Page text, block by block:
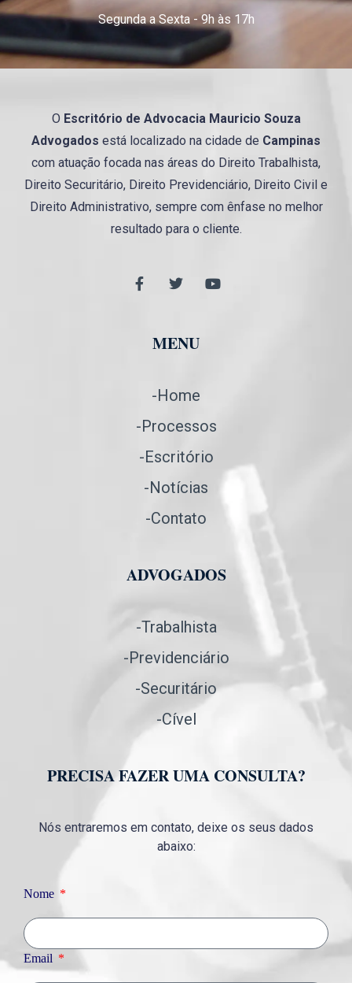
Segunda a Sexta - 9h às 17h
O Escritório de Advocacia Mauricio Souza
Advogados está localizado na cidade de Campinas
com atuação focada nas áreas do Direito Trabalhista,
Direito Securitário, Direito Previdenciário, Direito Civil e
Direito Administrativo, sempre com ênfase no melhor
resultado para o cliente.
MENU
-Home
-Processos
-Escritório
-Notícias
-Contato
ADVOGADOS
-Trabalhista
-Previdenciário
-Securitário
-Cível
PRECISA FAZER UMA CONSULTA?
Nós entraremos em contato, deixe os seus dados
abaixo:
Nome
Email